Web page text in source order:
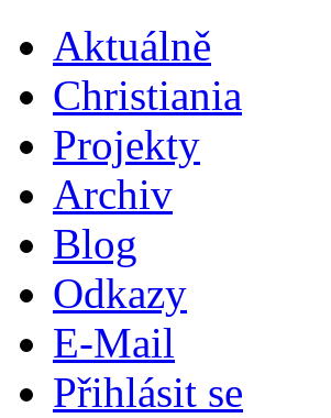
Aktuálně
Christiania
Projekty
Archiv
Blog
Odkazy
E-Mail
Přihlásit se